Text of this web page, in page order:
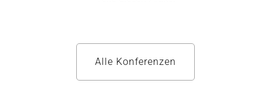
Alle Konferenzen